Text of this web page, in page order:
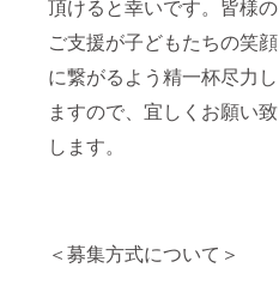
頂けると幸いです。皆様の
ご支援が子どもたちの笑顔
に繋がるよう精一杯尽力し
ますので、宜しくお願い致
します。
＜募集方式について＞